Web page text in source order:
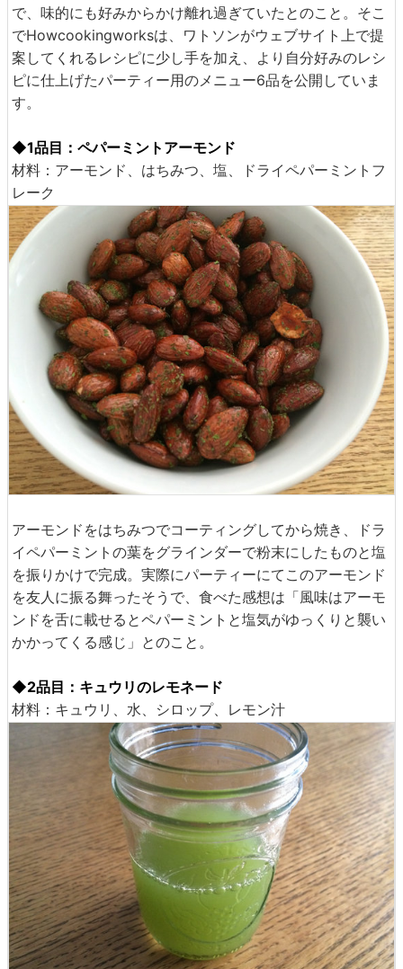
で、味的にも好みからかけ離れ過ぎていたとのこと。そこ
でHowcookingworksは、ワトソンがウェブサイト上で提
案してくれるレシピに少し手を加え、より自分好みのレシ
ピに仕上げたパーティー用のメニュー6品を公開していま
す。
◆1品目：ペパーミントアーモンド
材料：アーモンド、はちみつ、塩、ドライペパーミントフ
レーク
アーモンドをはちみつでコーティングしてから焼き、ドラ
イペパーミントの葉をグラインダーで粉末にしたものと塩
を振りかけで完成。実際にパーティーにてこのアーモンド
を友人に振る舞ったそうで、食べた感想は「風味はアーモ
ンドを舌に載せるとペパーミントと塩気がゆっくりと襲い
かかってくる感じ」とのこと。
◆2品目：キュウリのレモネード
材料：キュウリ、水、シロップ、レモン汁